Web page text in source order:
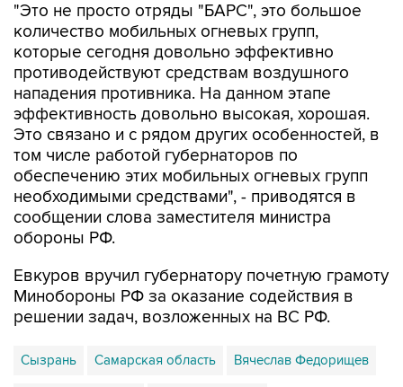
"Это не просто отряды "БАРС", это большое
количество мобильных огневых групп,
которые сегодня довольно эффективно
противодействуют средствам воздушного
нападения противника. На данном этапе
эффективность довольно высокая, хорошая.
Это связано и с рядом других особенностей, в
том числе работой губернаторов по
обеспечению этих мобильных огневых групп
необходимыми средствами", - приводятся в
сообщении слова заместителя министра
обороны РФ.
Евкуров вручил губернатору почетную грамоту
Минобороны РФ за оказание содействия в
решении задач, возложенных на ВС РФ.
Сызрань Самарская область Вячеслав Федорищев